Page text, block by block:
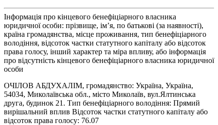
Інформація про кінцевого бенефіціарного власника
юридичної особи: прізвище, ім’я, по батькові (за наявності),
країна громадянства, місце проживання, тип бенефіціарного
володіння, відсоток частки статутного капіталу або відсоток
права голосу, інший характер та міра впливу, або інформація
про відсутність кінцевого бенефіціарного власника юридичної
особи
ОЧІЛОВ АБДУХАЛІМ, громадянство: Україна, Україна,
54034, Миколаївська обл., місто Миколаїв, вул.Ялтинська
друга, будинок 21. Тип бенефіціарного володіння: Прямий
вирішальний вплив Відсоток частки статутного капіталу або
відсоток права голосу: 76.07